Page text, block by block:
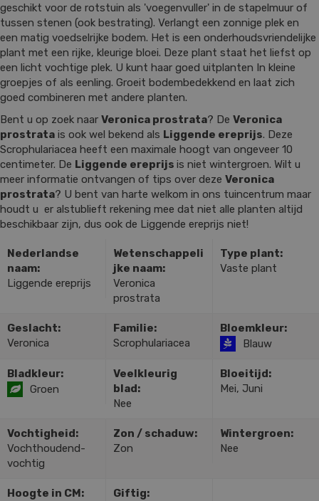
geschikt voor de rotstuin als 'voegenvuller' in de stapelmuur of
tussen stenen (ook bestrating). Verlangt een zonnige plek en
een matig voedselrijke bodem. Het is een onderhoudsvriendelijke
plant met een rijke, kleurige bloei. Deze plant staat het liefst op
een licht vochtige plek. U kunt haar goed uitplanten In kleine
groepjes of als eenling. Groeit bodembedekkend en laat zich
goed combineren met andere planten.
Bent u op zoek naar Veronica prostrata? De Veronica
prostrata is ook wel bekend als Liggende ereprijs. Deze
Scrophulariacea heeft een maximale hoogt van ongeveer 10
centimeter. De Liggende ereprijs is niet wintergroen. Wilt u
meer informatie ontvangen of tips over deze Veronica
prostrata? U bent van harte welkom in ons tuincentrum maar
houdt u er alstublieft rekening mee dat niet alle planten altijd
beschikbaar zijn, dus ook de Liggende ereprijs niet!
Nederlandse
naam:
Liggende ereprijs
Wetenschappeli
jke naam:
Veronica
prostrata
Type plant:
Vaste plant
Geslacht:
Veronica
Familie:
Scrophulariacea
Bloemkleur:
Blauw
Bladkleur:
Groen
Veelkleurig
blad:
Nee
Bloeitijd:
Mei, Juni
Vochtigheid:
Vochthoudend-
vochtig
Zon / schaduw:
Zon
Wintergroen:
Nee
Hoogte in CM:
Giftig: